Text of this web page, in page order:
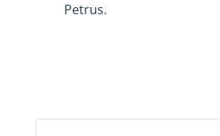
Petrus.